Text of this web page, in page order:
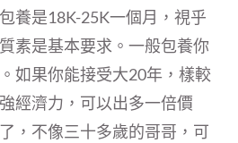
養是18K-25K一個月，視乎
素是基本要求。一般包養你
如果你能接受大20年，樣較
經濟力，可以出多一倍價
，不像三十多歲的哥哥，可